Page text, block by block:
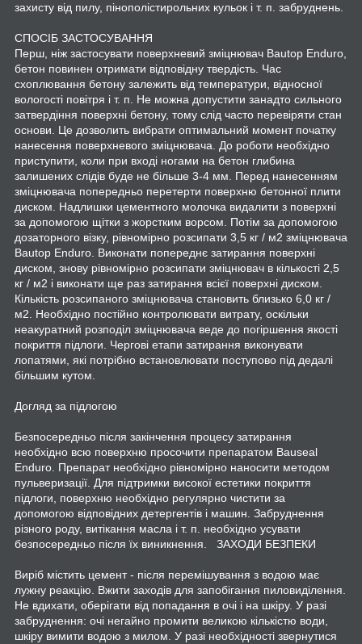
захисту від пилу, пінополістирольних кульок і т. п. забруднень.
СПОСІБ ЗАСТОСУВАННЯ
Перш, ніж застосувати поверхневий зміцнювач Bautop Enduro,
бетон повинен отримати відповідну твердість. Час
схоплювання бетону залежить від температури, відносної
вологості повітря і т. п. Не можна допустити занадто сильного
затвердіння поверхні бетону, тому слід часто перевіряти стан
основи. Це дозволить вибрати оптимальний момент початку
нанесення поверхневого зміцнювача. До роботи необхідно
приступити, коли при вході ногами на бетон глибина
залишених слідів буде не більше 3-4 мм. Перед нанесенням
зміцнювача попередньо перетерти поверхню бетонної плити
диском. Надлишки цементного молочка видалити з поверхні
за допомогою щітки з жорстким ворсом. Потім за допомогою
дозаторного візку, рівномірно розсипати 3,5 кг / м2 зміцнювача
Bautop Enduro. Виконати попереднє затирання поверхні
диском, знову рівномірно розсипати зміцнювач в кількості 2,5
кг / м2 і виконати ще раз затирання всієї поверхні диском.
Кількість розсипаного зміцнювача становить близько 6,0 кг /
м2. Необхідно постійно контролювати витрату, оскільки
неакуратний розподіл зміцнювача веде до погіршення якості
покриття підлоги. Чергові етапи затирання виконувати
лопатями, які потрібно встановлювати поступово під дедалі
більшим кутом.
Догляд за підлогою
Безпосередньо після закінчення процесу затирання
необхідно всю поверхню просочити препаратом Bauseal
Enduro. Препарат необхідно рівномірно наносити методом
пульверизації. Для підтримки високої естетики покриття
підлоги, поверхню необхідно регулярно чистити за
допомогою відповідних детергентів і машин. Забруднення
різного роду, витікання масла і т. п. необхідно усувати
безпосередньо після їх виникнення. ЗАХОДИ БЕЗПЕКИ
Виріб містить цемент - після перемішування з водою має
лужну реакцію. Вжити заходів для запобігання пиловиділення.
Не вдихати, оберігати від попадання в очі і на шкіру. У разі
забруднення: очі негайно промити великою кількістю води,
шкіру вимити водою з милом. У разі необхідності звернутися